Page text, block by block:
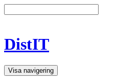
DistIT
Visa navigering